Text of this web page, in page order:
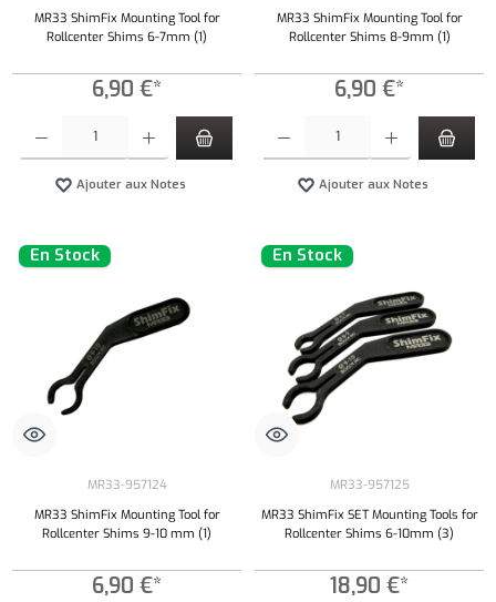
MR33 ShimFix Mounting Tool for
Rollcenter Shims 6-7mm (1)
6,90 €*
Ajouter aux Notes
MR33 ShimFix Mounting Tool for
Rollcenter Shims 8-9mm (1)
6,90 €*
Ajouter aux Notes
En Stock
MR33-957124
MR33 ShimFix Mounting Tool for
Rollcenter Shims 9-10 mm (1)
6,90 €*
En Stock
MR33-957125
MR33 ShimFix SET Mounting Tools for
Rollcenter Shims 6-10mm (3)
18,90 €*